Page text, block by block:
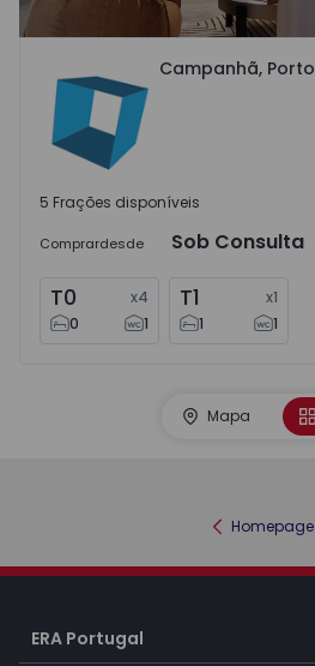
Campanhã, PortoCampanhã, Porto
5 Frações disponíveis
Comprardesde Sob Consulta
T0 x4
0
1
T1 x1
1
1
Mapa
Homepage
ERA Portugal